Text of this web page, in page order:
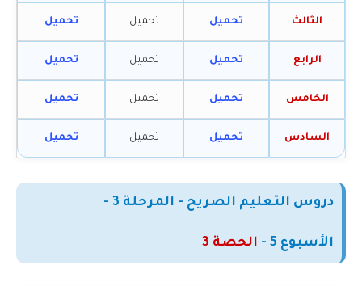
الثالث تحميل تحميل تحميل
الرابع تحميل تحميل تحميل
الخامس تحميل تحميل تحميل
السادس تحميل تحميل تحميل
دروس التعليم الصريح - المرحلة 3 -
الأسبوع 5
- الحصة 3